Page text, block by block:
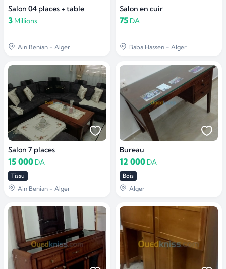
Salon 04 places + table
3 Millions
Ain Benian - Alger
Salon en cuir
75 DA
Baba Hassen - Alger
Salon 7 places
15 000 DA
Tissu
Ain Benian - Alger
Bureau
12 000 DA
Bois
Alger